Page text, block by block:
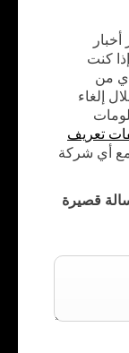
كنت
من
إلغاء
تعريف
مع أي شركة
قصيرة